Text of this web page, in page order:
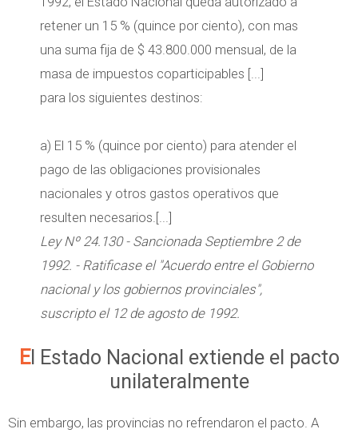
retener un 15 % (quince por ciento), con mas
una suma fija de $ 43.800.000 mensual, de la
masa de impuestos coparticipables [...]
para los siguientes destinos:
a) El 15 % (quince por ciento) para atender el
pago de las obligaciones provisionales
nacionales y otros gastos operativos que
resulten necesarios.[...]
Ley Nº 24.130 - Sancionada Septiembre 2 de
1992. - Ratificase el "Acuerdo entre el Gobierno
nacional y los gobiernos provinciales",
suscripto el 12 de agosto de 1992.
El Estado Nacional extiende el pacto
unilateralmente
Sin embargo, las provincias no refrendaron el pacto. A